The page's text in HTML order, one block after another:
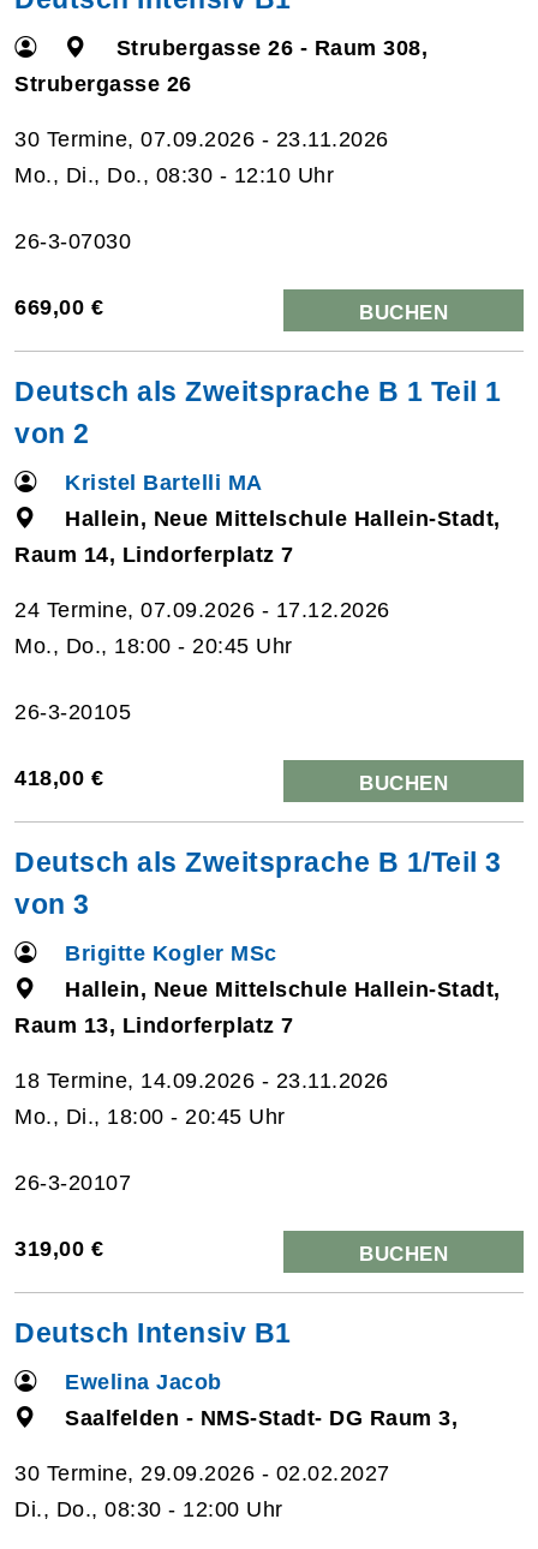
Strubergasse 26 - Raum 308,
Strubergasse 26
30 Termine, 07.09.2026 - 23.11.2026
Mo., Di., Do., 08:30 - 12:10 Uhr
26-3-07030
669,00 € BUCHEN
Deutsch als Zweitsprache B 1 Teil 1
von 2
Kristel Bartelli MA
Hallein, Neue Mittelschule Hallein-Stadt,
Raum 14, Lindorferplatz 7
24 Termine, 07.09.2026 - 17.12.2026
Mo., Do., 18:00 - 20:45 Uhr
26-3-20105
418,00 € BUCHEN
Deutsch als Zweitsprache B 1/Teil 3
von 3
Brigitte Kogler MSc
Hallein, Neue Mittelschule Hallein-Stadt,
Raum 13, Lindorferplatz 7
18 Termine, 14.09.2026 - 23.11.2026
Mo., Di., 18:00 - 20:45 Uhr
26-3-20107
319,00 € BUCHEN
Deutsch Intensiv B1
Ewelina Jacob
Saalfelden - NMS-Stadt- DG Raum 3,
30 Termine, 29.09.2026 - 02.02.2027
Di., Do., 08:30 - 12:00 Uhr